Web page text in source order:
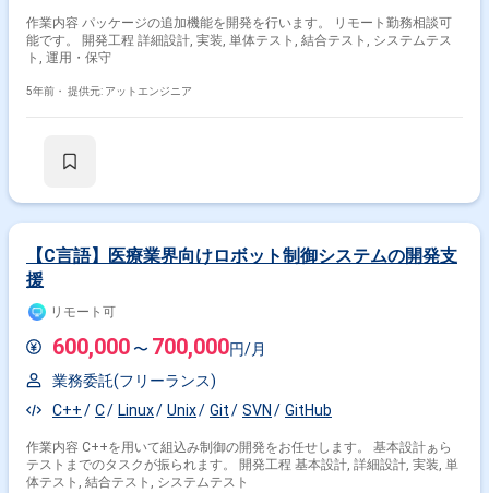
作業内容 パッケージの追加機能を開発を行います。 リモート勤務相談可
能です。 開発工程 詳細設計, 実装, 単体テスト, 結合テスト, システムテス
ト, 運用・保守
5年前・ 提供元: アットエンジニア
【C言語】医療業界向けロボット制御システムの開発支
援
リモート可
600,000 〜 700,000円/月
業務委託(フリーランス)
C++
C Linux Unix Git SVN GitHub
作業内容 C++を用いて組込み制御の開発をお任せします。 基本設計ぁら
テストまでのタスクが振られます。 開発工程 基本設計, 詳細設計, 実装, 単
体テスト, 結合テスト, システムテスト